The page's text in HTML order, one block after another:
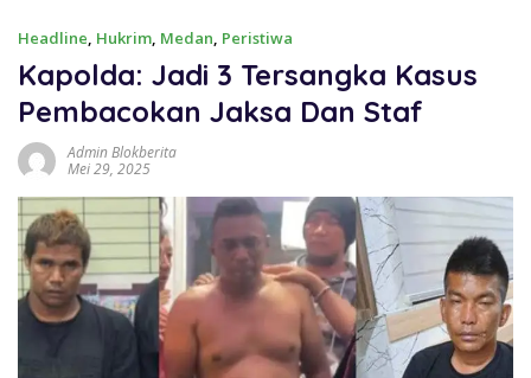
Headline, Hukrim, Medan, Peristiwa
Kapolda: Jadi 3 Tersangka Kasus
Pembacokan Jaksa Dan Staf
Admin Blokberita
Mei 29, 2025